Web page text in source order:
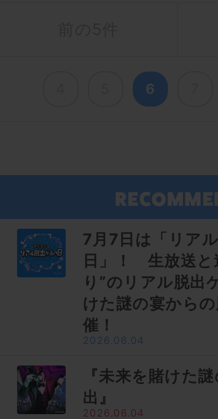
6
7月7日は「リア
日」！ 生放送と
り”のリアル脱出
けた​謎の​宴から
催！
2026.06.04
『未来を賭けた
出』
2026.06.04